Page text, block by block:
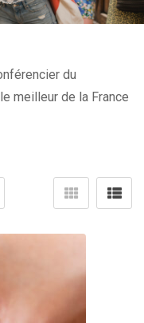
du
meilleur de la France